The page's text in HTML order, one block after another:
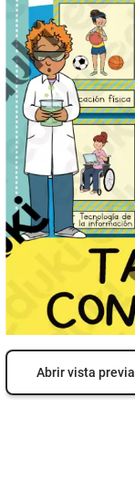
Abrir vista previa